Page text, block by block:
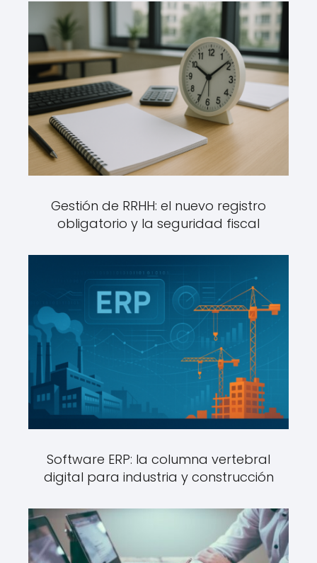
Gestión de RRHH: el nuevo registro
obligatorio y la seguridad fiscal
Software ERP: la columna vertebral
digital para industria y construcción